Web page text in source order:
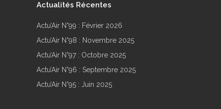
Actualités Récentes
Actu’Air N°99 : Février 2026
Actu’Air N°98 : Novembre 2025
Actu’Air N°97 : Octobre 2025
Actu’Air N°96 : Septembre 2025
Actu’Air N°95 : Juin 2025